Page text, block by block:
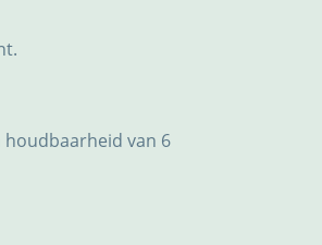
houdbaarheid van 6